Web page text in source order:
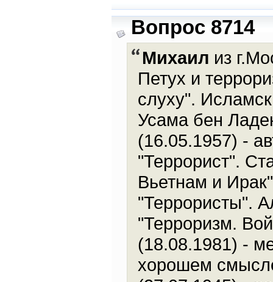
Вопрос 8714
Михаил из
Петух и
слуху".
Усама бен
(16.05.1957) -
"Террорист".
Вьетнам и
"Террористы".
"Терроризм.
(18.08.1981) -
хорошем